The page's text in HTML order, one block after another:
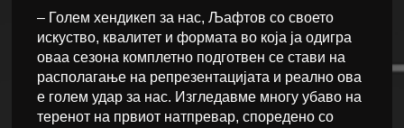
– Голем хендикеп за нас, Љафтов со своето
искуство, квалитет и формата во која ја одигра
оваа сезона комплетно подготвен се стави на
располагање на репрезентацијата и реално ова
е голем удар за нас. Изгледавме многу убаво на
теренот на првиот натпревар, споредено со